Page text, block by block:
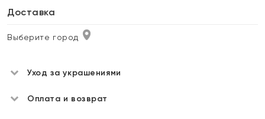
Доставка
Выберите город
Уход за украшениями
Оплата и возврат